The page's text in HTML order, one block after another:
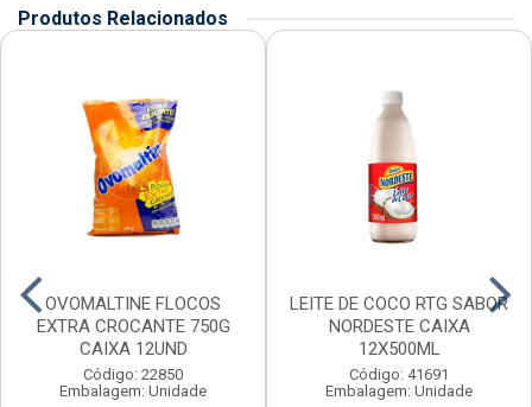
Produtos Relacionados
OVOMALTINE FLOCOS
EXTRA CROCANTE 750G
CAIXA 12UND
Código: 22850
Embalagem: Unidade
LEITE DE COCO RTG SABOR
NORDESTE CAIXA
12X500ML
Código: 41691
Embalagem: Unidade